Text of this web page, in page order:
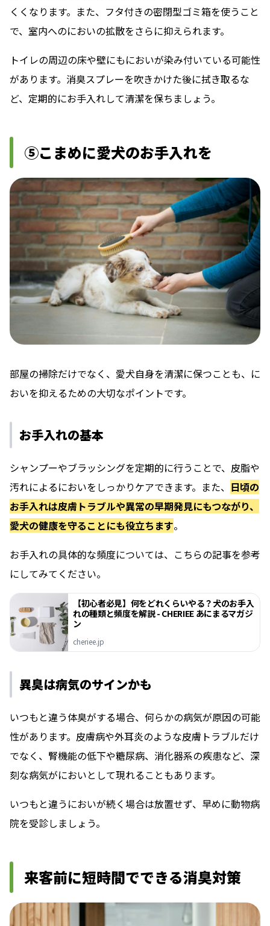
くくなります。また、フタ付きの密閉型ゴミ箱を使うこと
で、室内へのにおいの拡散をさらに抑えられます。
トイレの周辺の床や壁にもにおいが染み付いている可能性
があります。消臭スプレーを吹きかけた後に拭き取るな
ど、定期的にお手入れして清潔を保ちましょう。
⑤こまめに愛犬のお手入れを
部屋の掃除だけでなく、愛犬自身を清潔に保つことも、に
おいを抑えるための大切なポイントです。
お手入れの基本
シャンプーやブラッシングを定期的に行うことで、皮脂や
汚れによるにおいをしっかりケアできます。また、 日頃の
お手入れは皮膚トラブルや異常の早期発見にもつながり、
愛犬の健康を守ることにも役立ちます。
お手入れの具体的な頻度については、こちらの記事を参考
にしてみてください。
【初心者必見】何をどれくらいやる？犬のお手入
れの種類と頻度を解説 - CHERIEE あにまるマガジ
ン
cheriee.jp
異臭は病気のサインかも
いつもと違う体臭がする場合、何らかの病気が原因の可能
性があります。皮膚病や外耳炎のような皮膚トラブルだけ
でなく、腎機能の低下や糖尿病、消化器系の疾患など、深
刻な病気がにおいとして現れることもあります。
いつもと違うにおいが続く場合は放置せず、早めに動物病
院を受診しましょう。
来客前に短時間でできる消臭対策